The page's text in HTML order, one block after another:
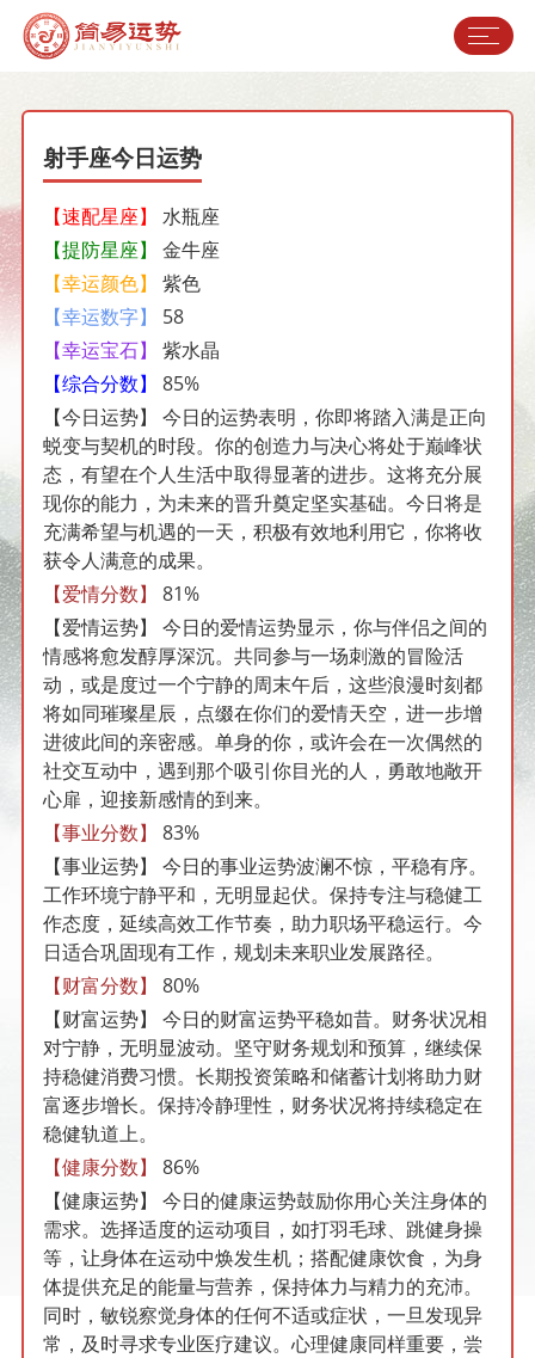
射手座今日运势
【速配星座】
水瓶座
【提防星座】
金牛座
【幸运颜色】
紫色
【幸运数字】
58
【幸运宝石】
紫水晶
【综合分数】
85%
【今日运势】
今日的运势表明，你即将踏入满是正向
蜕变与契机的时段。你的创造力与决心将处于巅峰状
态，有望在个人生活中取得显著的进步。这将充分展
现你的能力，为未来的晋升奠定坚实基础。今日将是
充满希望与机遇的一天，积极有效地利用它，你将收
获令人满意的成果。
【爱情分数】
81%
【爱情运势】
今日的爱情运势显示，你与伴侣之间的
情感将愈发醇厚深沉。共同参与一场刺激的冒险活
动，或是度过一个宁静的周末午后，这些浪漫时刻都
将如同璀璨星辰，点缀在你们的爱情天空，进一步增
进彼此间的亲密感。单身的你，或许会在一次偶然的
社交互动中，遇到那个吸引你目光的人，勇敢地敞开
心扉，迎接新感情的到来。
【事业分数】
83%
【事业运势】
今日的事业运势波澜不惊，平稳有序。
工作环境宁静平和，无明显起伏。保持专注与稳健工
作态度，延续高效工作节奏，助力职场平稳运行。今
日适合巩固现有工作，规划未来职业发展路径。
【财富分数】
80%
【财富运势】
今日的财富运势平稳如昔。财务状况相
对宁静，无明显波动。坚守财务规划和预算，继续保
持稳健消费习惯。长期投资策略和储蓄计划将助力财
富逐步增长。保持冷静理性，财务状况将持续稳定在
稳健轨道上。
【健康分数】
86%
【健康运势】
今日的健康运势鼓励你用心关注身体的
需求。选择适度的运动项目，如打羽毛球、跳健身操
等，让身体在运动中焕发生机；搭配健康饮食，为身
体提供充足的能量与营养，保持体力与精力的充沛。
同时，敏锐察觉身体的任何不适或症状，一旦发现异
常，及时寻求专业医疗建议。心理健康同样重要，尝